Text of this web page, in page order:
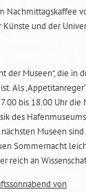
Nachmittagskaffee
und der
der Museen“, die
Als
bis 18.00 Uhr
des
Museen
Sommernacht
reich an
von